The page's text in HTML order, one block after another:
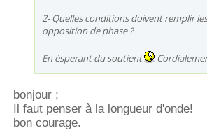
2- Quelles conditions doivent remplir
opposition de phase ?
En ésperant du soutient
bonjour ;
Il faut penser à la longueur d'onde!
bon courage.